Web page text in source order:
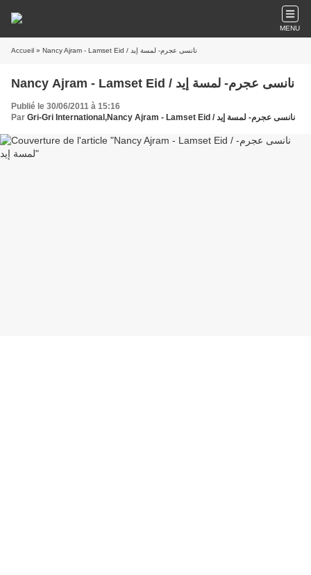
MENU
Accueil » Nancy Ajram - Lamset Eid / نانسى عجرم- لمسة إيد
Nancy Ajram - Lamset Eid / نانسى عجرم- لمسة إيد
Publié le 30/06/2011 à 15:16
Par
Gri-Gri International,Nancy Ajram - Lamset Eid / نانسى عجرم- لمسة إيد